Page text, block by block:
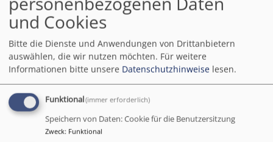
und Cookies
Bitte die Dienste und Anwendungen von Drittanbietern
auswählen, die wir nutzen möchten. Für weitere
Informationen bitte unsere Datenschutzhinweise lesen.
Funktional(immer erforderlich)
Speichern von Daten: Cookie für die Benutzersitzung
Zweck: Funktional